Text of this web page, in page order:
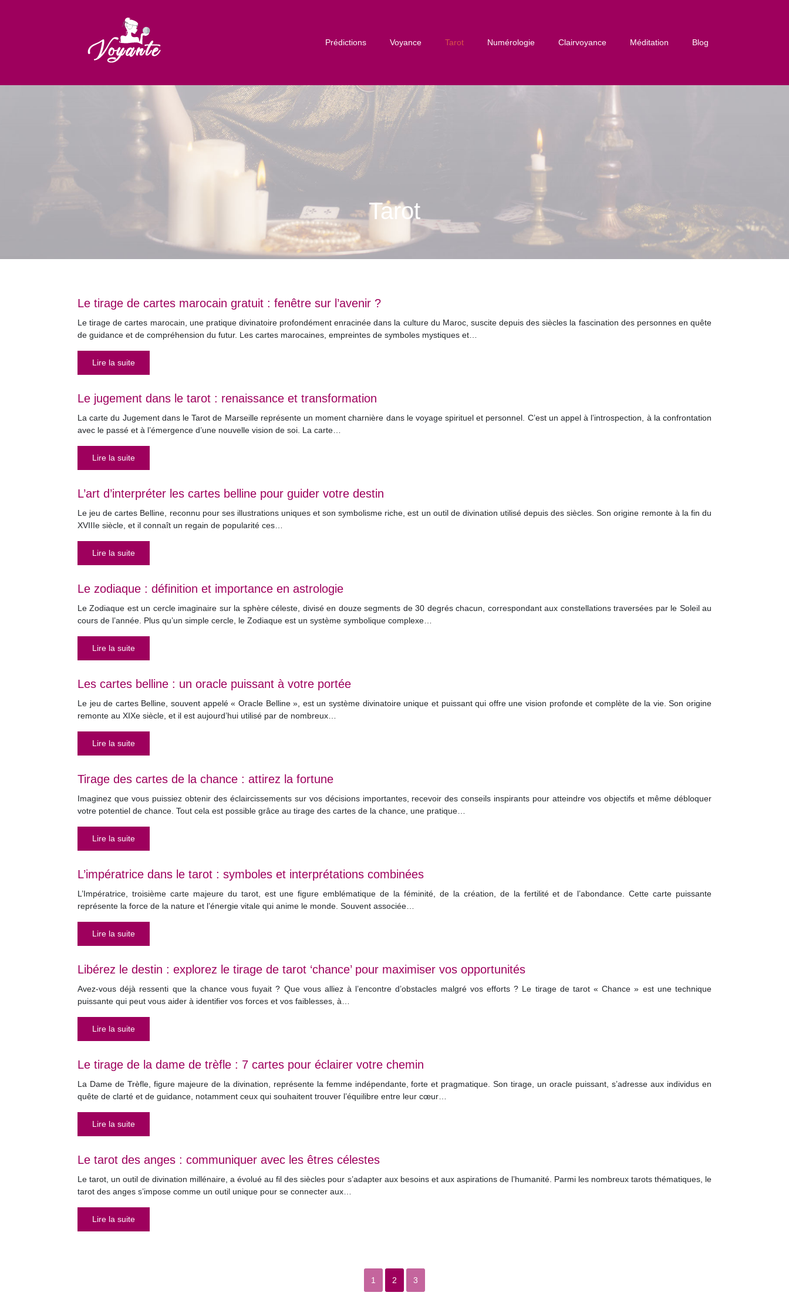
Prédictions Voyance Tarot Numérologie Clairvoyance Méditation Blog
Tarot
Le tirage de cartes marocain gratuit : fenêtre sur l’avenir ?
Le tirage de cartes marocain, une pratique divinatoire profondément enracinée dans la culture du Maroc, suscite depuis des siècles la fascination des personnes en quête
de guidance et de compréhension du futur. Les cartes marocaines, empreintes de symboles mystiques et…
Lire la suite
Le jugement dans le tarot : renaissance et transformation
La carte du Jugement dans le Tarot de Marseille représente un moment charnière dans le voyage spirituel et personnel. C’est un appel à l’introspection, à la confrontation
avec le passé et à l’émergence d’une nouvelle vision de soi. La carte…
Lire la suite
L’art d’interpréter les cartes belline pour guider votre destin
Le jeu de cartes Belline, reconnu pour ses illustrations uniques et son symbolisme riche, est un outil de divination utilisé depuis des siècles. Son origine remonte à la fin du
XVIIIe siècle, et il connaît un regain de popularité ces…
Lire la suite
Le zodiaque : définition et importance en astrologie
Le Zodiaque est un cercle imaginaire sur la sphère céleste, divisé en douze segments de 30 degrés chacun, correspondant aux constellations traversées par le Soleil au
cours de l’année. Plus qu’un simple cercle, le Zodiaque est un système symbolique complexe…
Lire la suite
Les cartes belline : un oracle puissant à votre portée
Le jeu de cartes Belline, souvent appelé « Oracle Belline », est un système divinatoire unique et puissant qui offre une vision profonde et complète de la vie. Son origine
remonte au XIXe siècle, et il est aujourd’hui utilisé par de nombreux…
Lire la suite
Tirage des cartes de la chance : attirez la fortune
Imaginez que vous puissiez obtenir des éclaircissements sur vos décisions importantes, recevoir des conseils inspirants pour atteindre vos objectifs et même débloquer
votre potentiel de chance. Tout cela est possible grâce au tirage des cartes de la chance, une pratique…
Lire la suite
L’impératrice dans le tarot : symboles et interprétations combinées
L’Impératrice, troisième carte majeure du tarot, est une figure emblématique de la féminité, de la création, de la fertilité et de l’abondance. Cette carte puissante
représente la force de la nature et l’énergie vitale qui anime le monde. Souvent associée…
Lire la suite
Libérez le destin : explorez le tirage de tarot ‘chance’ pour maximiser vos opportunités
Avez-vous déjà ressenti que la chance vous fuyait ? Que vous alliez à l’encontre d’obstacles malgré vos efforts ? Le tirage de tarot « Chance » est une technique
puissante qui peut vous aider à identifier vos forces et vos faiblesses, à…
Lire la suite
Le tirage de la dame de trèfle : 7 cartes pour éclairer votre chemin
La Dame de Trèfle, figure majeure de la divination, représente la femme indépendante, forte et pragmatique. Son tirage, un oracle puissant, s’adresse aux individus en
quête de clarté et de guidance, notamment ceux qui souhaitent trouver l’équilibre entre leur cœur…
Lire la suite
Le tarot des anges : communiquer avec les êtres célestes
Le tarot, un outil de divination millénaire, a évolué au fil des siècles pour s’adapter aux besoins et aux aspirations de l’humanité. Parmi les nombreux tarots thématiques, le
tarot des anges s’impose comme un outil unique pour se connecter aux…
Lire la suite
1 2 3